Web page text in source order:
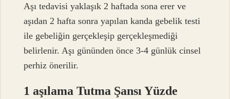
Aşı tedavisi yaklaşık 2 haftada sona erer ve
aşıdan 2 hafta sonra yapılan kanda gebelik testi
ile gebeliğin gerçekleşip gerçekleşmediği
belirlenir. Aşı gününden önce 3-4 günlük cinsel
perhiz önerilir.
1 aşılama Tutma Şansı Yüzde